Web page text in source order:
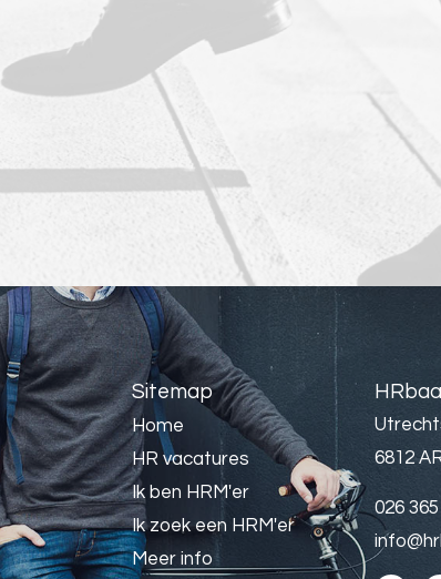
Sitemap
Home
HR vacatures
Ik ben HRM'er
Ik zoek een HRM'er
Meer info
6812
026